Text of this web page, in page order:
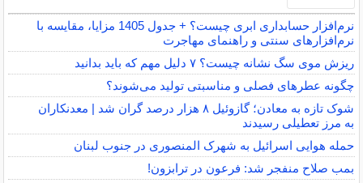
نرم‌افزار حسابداری ابری چیست؟ + جدول 1405 مزایا، مقایسه با
نرم‌افزارهای سنتی و راهنمای مهاجرت
ریزش موی سگ نشانه چیست؟ ۷ دلیل مهم که باید بدانید
چگونه عطرهای فصلی و مناسبتی تولید می‌شوند؟
شوک تازه به معادن؛ گازوئیل ۸ هزار درصد گران شد | معدنکاران
به مرز تعطیلی رسیدند
حمله هوایی اسرائیل به شهرک المنصوری در جنوب لبنان
بمب صلاح منفجر شد: فرعون در ترابزون!